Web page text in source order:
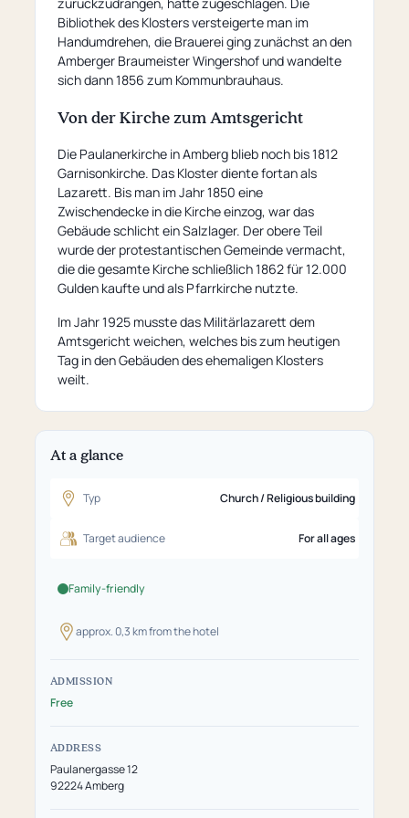
Bibliothek des Klosters versteigerte man im
Handumdrehen, die Brauerei ging zunächst an den
Amberger Braumeister Wingershof und wandelte
sich dann 1856 zum Kommunbrauhaus.
Von der Kirche zum Amtsgericht
Die Paulanerkirche in Amberg blieb noch bis 1812
Garnisonkirche. Das Kloster diente fortan als
Lazarett. Bis man im Jahr 1850 eine
Zwischendecke in die Kirche einzog, war das
Gebäude schlicht ein Salzlager. Der obere Teil
wurde der protestantischen Gemeinde vermacht,
die die gesamte Kirche schließlich 1862 für 12.000
Gulden kaufte und als Pfarrkirche nutzte.
Im Jahr 1925 musste das Militärlazarett dem
Amtsgericht weichen, welches bis zum heutigen
Tag in den Gebäuden des ehemaligen Klosters
weilt.
At a glance
Typ Church / Religious building
Target audience For all ages
Family-friendly
approx. 0,3 km from the hotel
ADMISSION
Free
ADDRESS
Paulanergasse 12
92224 Amberg